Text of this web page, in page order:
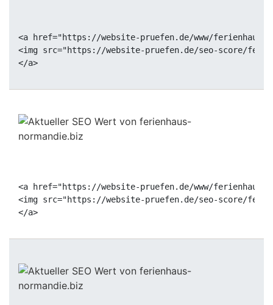
<a href="https://website-pruefen.de/www/
<img src="https://website-pruefen.de/seo-score/
<a href="https://website-pruefen.de/www/
<img src="https://website-pruefen.de/seo-score/